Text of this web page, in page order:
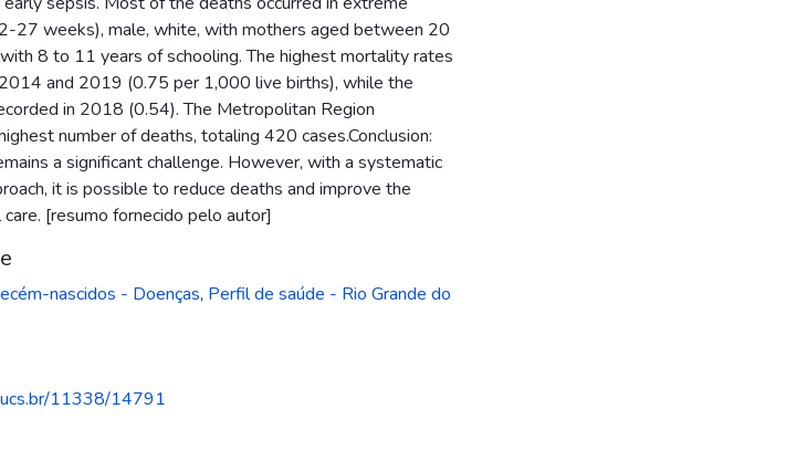
27 weeks), male, white, with mothers aged between 20
8 to 11 years of schooling. The highest mortality rates
and 2019 (0.75 per 1,000 live births), while the
in 2018 (0.54). The Metropolitan Region
number of deaths, totaling 420 cases.Conclusion:
a significant challenge. However, with a systematic
it is possible to reduce deaths and improve the
[resumo fornecido pelo autor]
nascidos - Doenças, Perfil de saúde - Rio Grande do
11338/14791